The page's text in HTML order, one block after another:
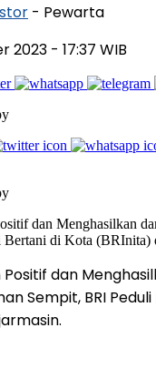
- Pewarta
2023 - 17:37 WIB
dan
Sempit, BRI